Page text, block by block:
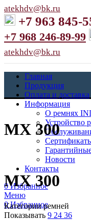
atekhdv@bk.ru
+7 963 845-
+7 968 246-89-99
atekhdv@bk.ru
Главная
Продукция
Оплата и доставка
Информация
О ремнях
Устройство
Гарантийные
Новости
Контакты
0Избранное
Меню
0Избранное
MX 300
MX 300
Категории ремней
Показывать 9 24 36